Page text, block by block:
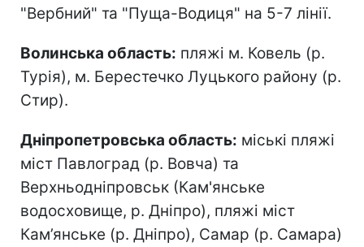
"Вербний" та "Пуща-Водиця" на 5-7 лінії.
Волинська область: пляжі м. Ковель (р.
Турія), м. Берестечко Луцького району (р.
Стир).
Дніпропетровська область: міські пляжі
міст Павлоград (р. Вовча) та
Верхньодніпровськ (Кам'янське
водосховище, р. Дніпро), пляжі міст
Кам’янське (р. Дніпро), Самар (р. Самара)